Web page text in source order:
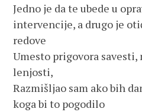
Jedno je da te ubede u
intervencije, a drugo je
redove
Umesto prigovora
lenjosti,
Razmišljao sam ako bih
koga bi to pogodilo